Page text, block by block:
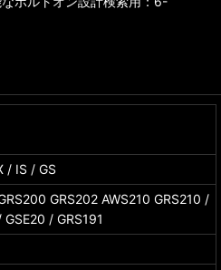
/ IS / GS
GRS202 AWS210 GRS210 /
/ GRS191